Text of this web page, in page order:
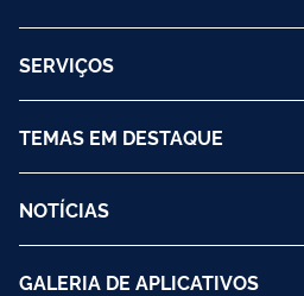
SERVIÇOS
TEMAS EM DESTAQUE
NOTÍCIAS
GALERIA DE APLICATIVOS